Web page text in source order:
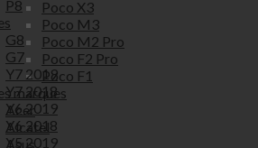
Poco X3
Poco M3
Poco M2 Pro
Poco F2 Pro
Poco F1
marques
Acer
Alcatel
Asus
P8
G8
G7
Y7 2019
Y7 2018
Y6 2019
Y6 2018
Y5 2019